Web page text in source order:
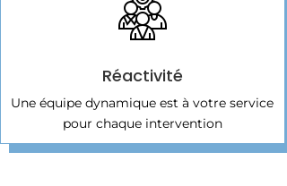
Réactivité
Une équipe dynamique est à votre service
pour chaque intervention